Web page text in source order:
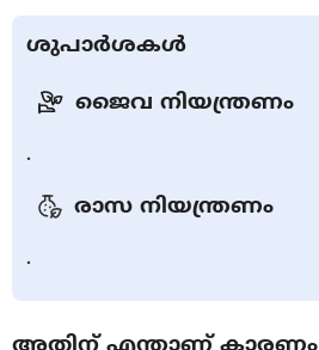
ശുപാർശകൾ
ജൈവ നിയന്ത്രണം
.
രാസ നിയന്ത്രണം
.
അതിന് എന്താണ് കാരണം